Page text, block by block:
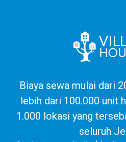
Biaya sewa mulai dari
lebih dari 100.000 unit
1.000 lokasi yang
seluruh